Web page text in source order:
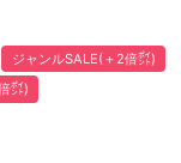
ジャンルSALE(＋2倍㌽)
㌽)